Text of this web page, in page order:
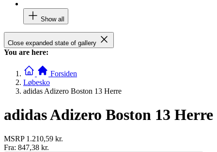
Show all
Close expanded state of gallery
You are here:
Forsiden
Løbesko
adidas Adizero Boston 13 Herre
adidas Adizero Boston 13 Herre
MSRP 1.210,59 kr.
Fra: 847,38 kr.